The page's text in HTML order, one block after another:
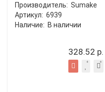
Производитель: Sumake
Артикул: 6939
Наличие: В наличии
328.52 р.